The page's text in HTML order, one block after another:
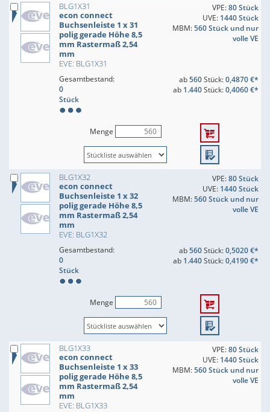
BLG1X31
econ connect
Buchsenleiste 1 x 31
polig gerade Höhe 8,5
mm Rastermaß 2,54
mm
EVE: BLG1X31
VPE:80 Stück
UVE: 1440 Stück
MBM:560 Stück und nur
volle VE
Gesamtbestand:
0
Stück
ab560Stück:0,4870 €*
ab 1.440Stück:0,4060 €*
Menge
BLG1X32
econ connect
Buchsenleiste 1 x 32
polig gerade Höhe 8,5
mm Rastermaß 2,54
mm
EVE: BLG1X32
VPE:80 Stück
UVE: 1440 Stück
MBM:560 Stück und nur
volle VE
Gesamtbestand:
0
Stück
ab560Stück:0,5020 €*
ab 1.440Stück:0,4190 €*
Menge
BLG1X33
econ connect
Buchsenleiste 1 x 33
polig gerade Höhe 8,5
mm Rastermaß 2,54
mm
EVE: BLG1X33
VPE:80 Stück
UVE: 1440 Stück
MBM:560 Stück und nur
volle VE